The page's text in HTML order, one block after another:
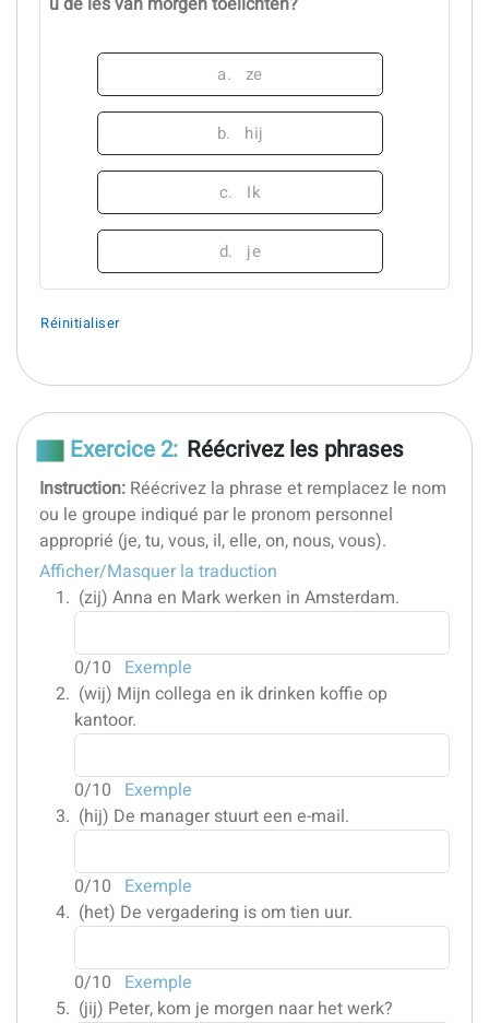
a. ze
b. hij
c. Ik
d. je
Réinitialiser
Exercice 2: Réécrivez les phrases
Instruction: Réécrivez la phrase et remplacez le nom
ou le groupe indiqué par le pronom personnel
approprié (je, tu, vous, il, elle, on, nous, vous).
Afficher/Masquer la traduction
(zij) Anna en Mark werken in Amsterdam.
0/10 Exemple
(wij) Mijn collega en ik drinken koffie op
kantoor.
0/10 Exemple
(hij) De manager stuurt een e-mail.
0/10 Exemple
(het) De vergadering is om tien uur.
0/10 Exemple
(jij) Peter, kom je morgen naar het werk?